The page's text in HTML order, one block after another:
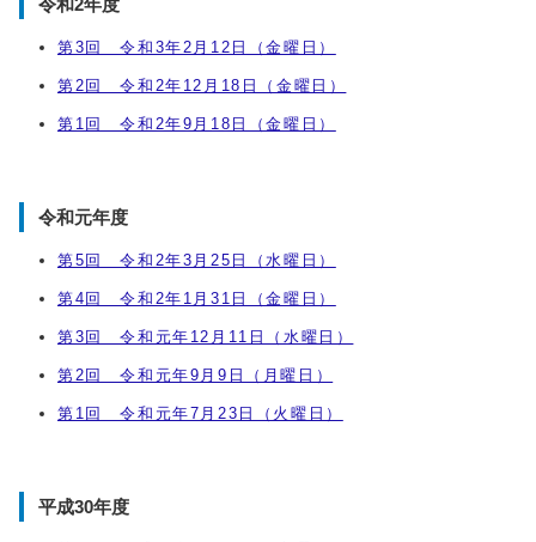
令和2年度
第3回 令和3年2月12日（金曜日）
第2回 令和2年12月18日（金曜日）
第1回 令和2年9月18日（金曜日）
令和元年度
第5回 令和2年3月25日（水曜日）
第4回 令和2年1月31日（金曜日）
第3回 令和元年12月11日（水曜日）
第2回 令和元年9月9日（月曜日）
第1回 令和元年7月23日（火曜日）
平成30年度